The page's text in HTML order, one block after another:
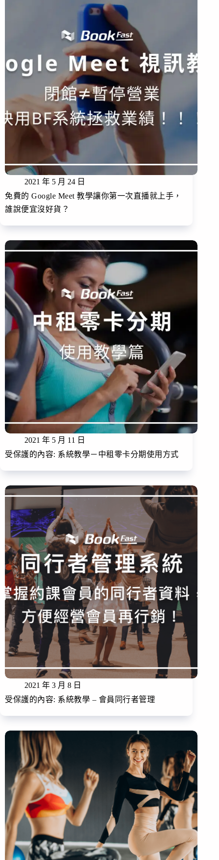
2021 年 5 月 24 日
免費的 Google Meet 教學讓你第一次直播就上手，
誰說便宜沒好貨？
2021 年 5 月 11 日
受保護的內容: 系統教學－中租零卡分期使用方式
2021 年 3 月 8 日
受保護的內容: 系統教學 – 會員同行者管理